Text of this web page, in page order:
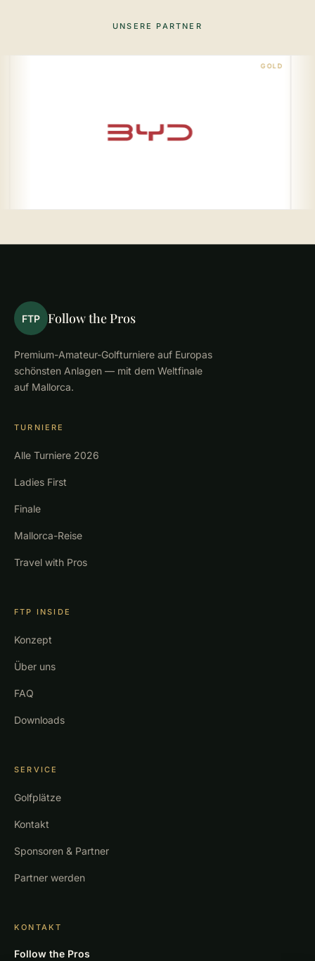
UNSERE PARTNER
FTP Follow the Pros
Premium-Amateur-Golfturniere auf Europas
schönsten Anlagen — mit dem Weltfinale
auf Mallorca.
TURNIERE
Alle Turniere 2026
Ladies First
Finale
Mallorca-Reise
Travel with Pros
FTP INSIDE
Konzept
Über uns
FAQ
Downloads
SERVICE
Golfplätze
Kontakt
Sponsoren & Partner
Partner werden
KONTAKT
Follow the Pros